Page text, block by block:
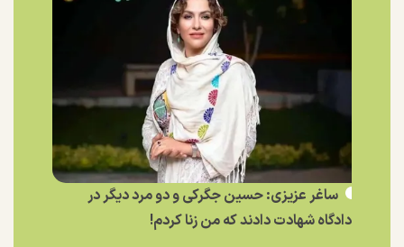
ساغر عزیزی: حسین جگرکی و دو مرد دیگر در
دادگاه شهادت دادند که من زنا کردم!